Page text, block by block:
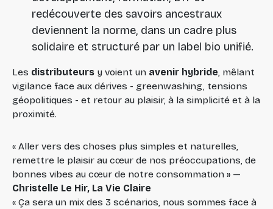
redécouverte des savoirs ancestraux
deviennent la norme, dans un cadre plus
solidaire et structuré par un label bio unifié.
Les distributeurs y voient un avenir hybride, mêlant
vigilance face aux dérives - greenwashing, tensions
géopolitiques - et retour au plaisir, à la simplicité et à la
proximité.
« Aller vers des choses plus simples et naturelles,
remettre le plaisir au cœur de nos préoccupations, de
bonnes vibes au cœur de notre consommation » —
Christelle Le Hir, La Vie Claire
« Ça sera un mix des 3 scénarios, nous sommes face à